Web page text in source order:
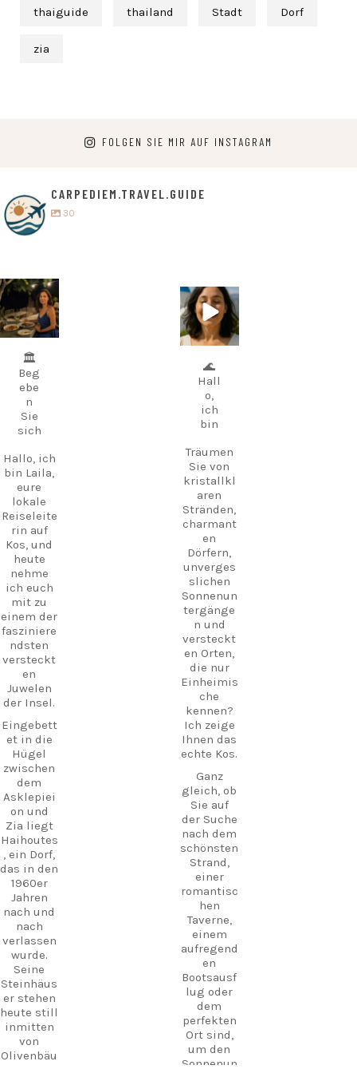
thaiguide thailand Stadt Dorf
zia
FOLGEN SIE MIR AUF INSTAGRAM
CARPEDIEM.TRAVEL.GUIDE
30
carpediem.tr
avel.guide
🏛️
Beg
ebe
n
Sie
sich
Hallo, ich
bin Laila,
eure
lokale
Reiseleite
rin auf
Kos, und
heute
nehme
ich euch
mit zu
einem der
fasziniere
ndsten
versteckt
en
Juwelen
der Insel.
Eingebett
et in die
Hügel
zwischen
dem
Asklepiei
on und
Zia liegt
Haihoutes
, ein Dorf,
das in den
1960er
Jahren
nach und
nach
verlassen
wurde.
Seine
Steinhäus
er stehen
heute still
inmitten
von
Olivenbäu
carpediem.tr
avel.guide
25. Juni
🌊
Hall
o,
ich
bin
Träumen
Sie von
kristallkl
aren
Stränden,
charmant
en
Dörfern,
unverges
slichen
Sonnenun
tergänge
n und
versteckt
en Orten,
die nur
Einheimis
che
kennen?
Ich zeige
Ihnen das
echte Kos.
Ganz
gleich, ob
Sie auf
der Suche
nach dem
schönsten
Strand,
einer
romantisc
hen
Taverne,
einem
aufregend
en
Bootsausf
lug oder
dem
perfekten
Ort sind,
um den
Sonnenun